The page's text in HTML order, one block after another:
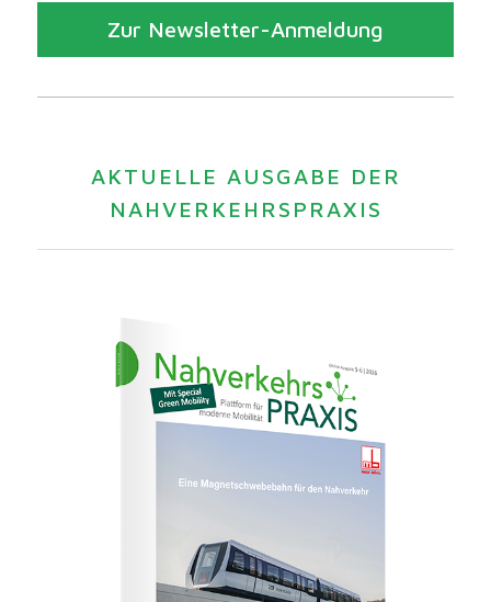
Zur Newsletter-Anmeldung
AKTUELLE AUSGABE DER
NAHVERKEHRSPRAXIS